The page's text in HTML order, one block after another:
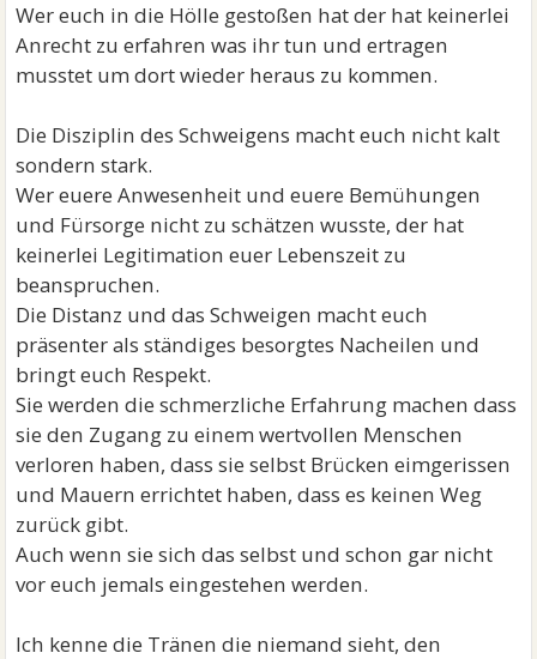
Wer euch in die Hölle gestoßen hat der hat keinerlei
Anrecht zu erfahren was ihr tun und ertragen
musstet um dort wieder heraus zu kommen.
Die Disziplin des Schweigens macht euch nicht kalt
sondern stark.
Wer euere Anwesenheit und euere Bemühungen
und Fürsorge nicht zu schätzen wusste, der hat
keinerlei Legitimation euer Lebenszeit zu
beanspruchen.
Die Distanz und das Schweigen macht euch
präsenter als ständiges besorgtes Nacheilen und
bringt euch Respekt.
Sie werden die schmerzliche Erfahrung machen dass
sie den Zugang zu einem wertvollen Menschen
verloren haben, dass sie selbst Brücken eimgerissen
und Mauern errichtet haben, dass es keinen Weg
zurück gibt.
Auch wenn sie sich das selbst und schon gar nicht
vor euch jemals eingestehen werden.
Ich kenne die Tränen die niemand sieht, den